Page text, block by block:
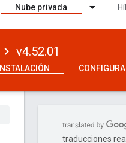
Nube privada
v4.52.01
INSTALACIÓN
traducciones